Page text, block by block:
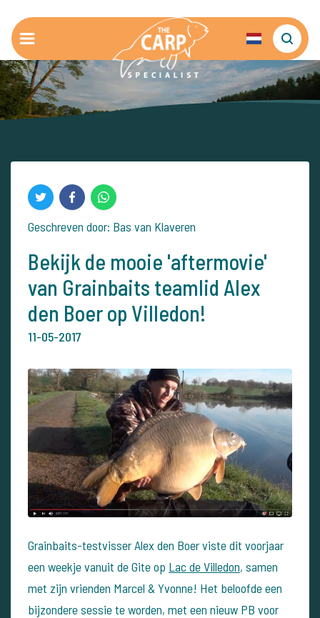
Geschreven door: Bas van Klaveren
Bekijk de mooie 'aftermovie'
van Grainbaits teamlid Alex
den Boer op Villedon!
11-05-2017
Grainbaits-testvisser Alex den Boer viste dit voorjaar
een weekje vanuit de Gite op Lac de Villedon, samen
met zijn vrienden Marcel & Yvonne! Het beloofde een
bijzondere sessie te worden, met een nieuw PB voor